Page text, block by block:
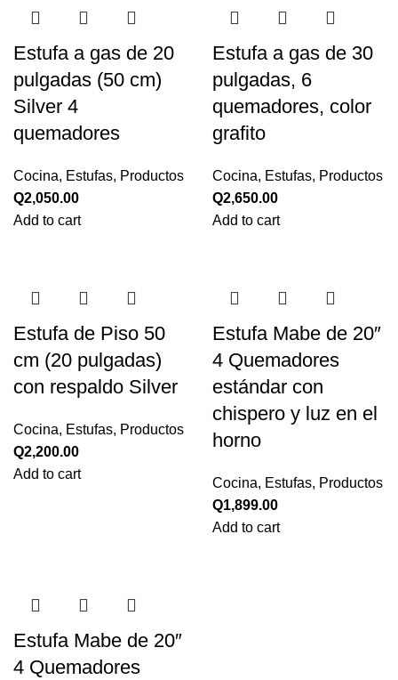
Estufa a gas de 20
pulgadas (50 cm)
Silver 4
quemadores
Cocina, Estufas, Productos
Q2,050.00
Add to cart
Estufa a gas de 30
pulgadas, 6
quemadores, color
grafito
Cocina, Estufas, Productos
Q2,650.00
Add to cart
Estufa de Piso 50
cm (20 pulgadas)
con respaldo Silver
Cocina, Estufas, Productos
Q2,200.00
Add to cart
Estufa Mabe de 20″
4 Quemadores
estándar con
chispero y luz en el
horno
Cocina, Estufas, Productos
Q1,899.00
Add to cart
Estufa Mabe de 20″
4 Quemadores